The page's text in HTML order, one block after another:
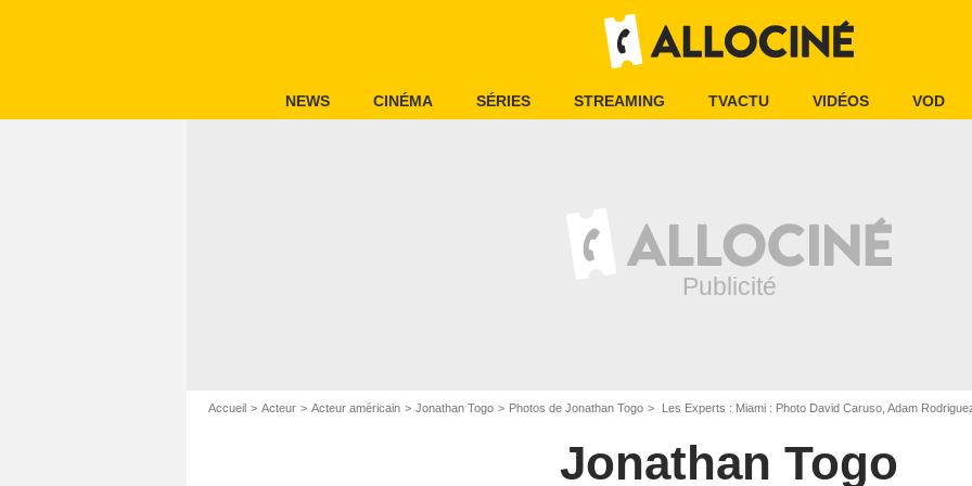
NEWS CINÉMA SÉRIES STREAMING TVACTU VIDÉOS VOD
Accueil Acteur Acteur américain Jonathan Togo Photos de Jonathan Togo Les Experts : Miami : Photo David Caruso, Adam
Jonathan Togo